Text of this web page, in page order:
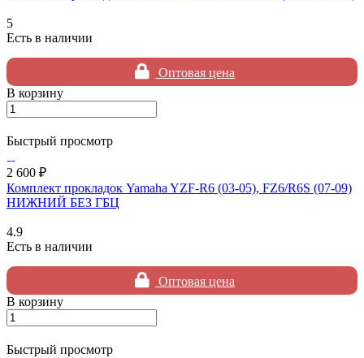
5
Есть в наличии
Оптовая цена
В корзину
Быстрый просмотр
2 600 ₽
Комплект прокладок Yamaha YZF-R6 (03-05), FZ6/R6S (07-09)
НИЖНИЙ БЕЗ ГБЦ
4.9
Есть в наличии
Оптовая цена
В корзину
Быстрый просмотр